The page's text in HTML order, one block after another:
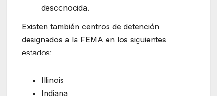
desconocida.
Existen también centros de detención
designados a la FEMA en los siguientes
estados:
Illinois
Indiana